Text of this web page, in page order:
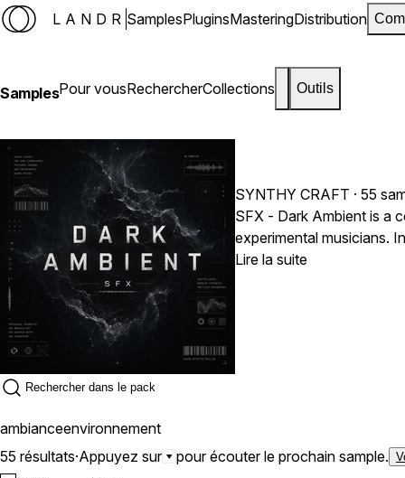
LANDR SamplesPluginsMasteringDistribution
SamplesPour vousRechercherCollections Outils
SYNTHY CRAFT · 55
SFX - Dark Ambient is a
experimental musicians.
and cinematic effects
Lire la suite
ambianceenvironnement
55 résultats·Appuyez sur pour écouter le prochain sample.